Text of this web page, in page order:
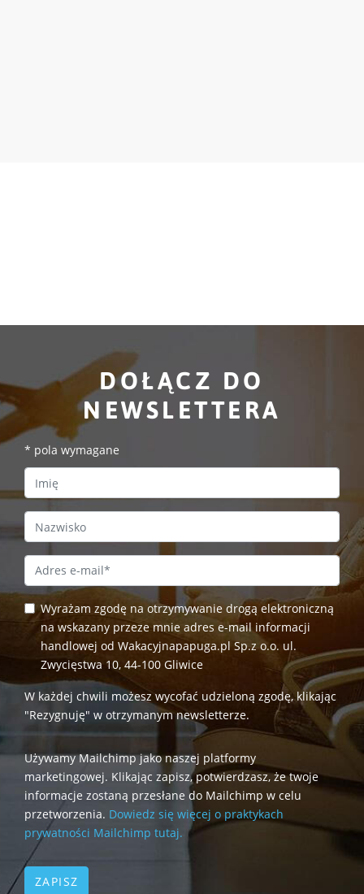
DOŁĄCZ DO
NEWSLETTERA
* pola wymagane
First Name
Last Name
Email Address*
Wyrażam zgodę na otrzymywanie drogą elektroniczną
na wskazany przeze mnie adres e-mail informacji
handlowej od Wakacyjnapapuga.pl Sp.z o.o. ul.
Zwycięstwa 10, 44-100 Gliwice
W każdej chwili możesz wycofać udzieloną zgodę, klikając
"Rezygnuję" w otrzymanym newsletterze.
Używamy Mailchimp jako naszej platformy
marketingowej. Klikając zapisz, potwierdzasz, że twoje
informacje zostaną przesłane do Mailchimp w celu
przetworzenia. Dowiedz się więcej o praktykach
prywatności Mailchimp tutaj.